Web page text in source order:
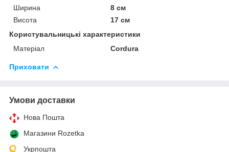
Ширина
8 см
Висота
17 см
Користувальницькі характеристики
Матеріал
Cordura
Приховати
Умови доставки
Нова Пошта
Магазини Rozetka
Укрпошта